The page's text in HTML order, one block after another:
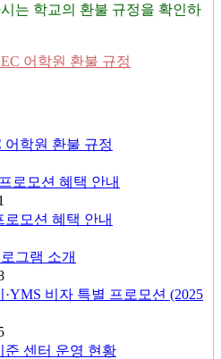
는 학교의 환불 규정을 확인하
어학원 환불 규정
어학원 환불 규정
로모션 혜택 안내
로모션 혜택 안내
그램 소개
비자 특별 프로모션 (2025
준 센터 운영 현황